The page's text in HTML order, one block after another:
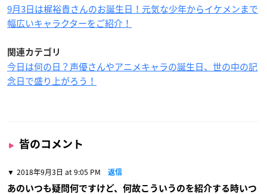
9月3日は梶裕貴さんのお誕生日！元気な少年からイケメンまで
幅広いキャラクターをご紹介！
関連カテゴリ
今日は何の日？声優さんやアニメキャラの誕生日、世の中の記
念日で盛り上がろう！
皆のコメント
2018年9月3日 at 9:05 PM 返信
あのいつも疑問何ですけど、何故こういうのを紹介する時いつ